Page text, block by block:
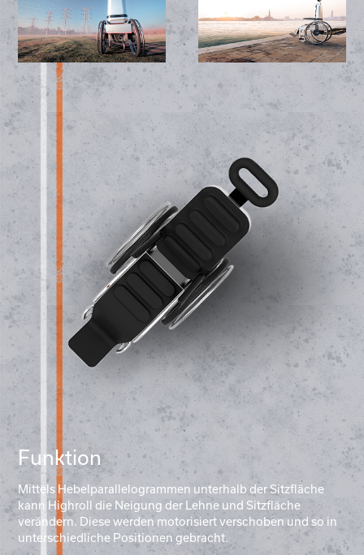
Funktion
Mittels Hebelparallelogrammen unterhalb der Sitzfläche
kann Highroll die Neigung der Lehne und Sitzfläche
verändern. Diese werden motorisiert verschoben und so in
unterschiedliche Positionen gebracht.